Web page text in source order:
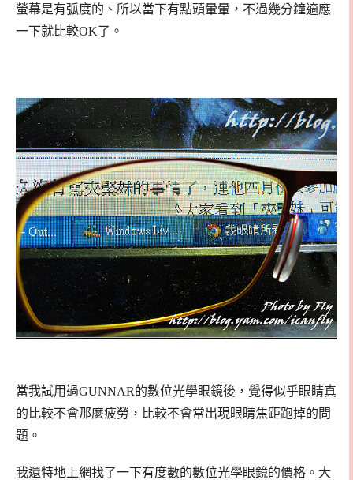
螢幕是有弧度的、所以當下有點頭暈暈，不過幾分鐘適應
一下就比較OK了。
當我試用過GUNNAR的數位光學眼鏡後，覺得似乎眼睛真
的比較不會那麼疲勞，比較不會常出現眼睛焦距跑掉的問
題。
我還特地上網找了一下有度數的數位光學眼鏡的價格。大